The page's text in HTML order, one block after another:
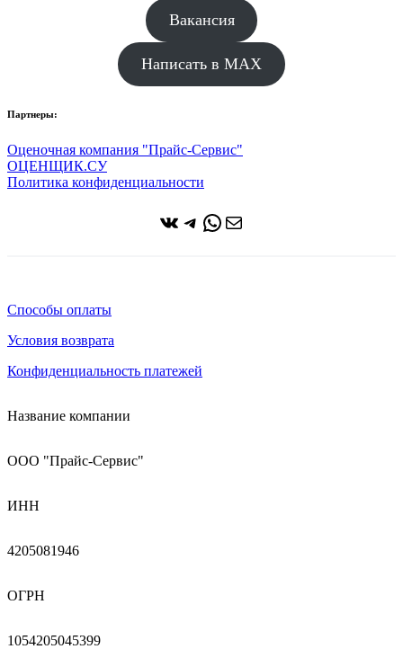
Вакансия
Написать в MAX
Партнеры:
Оценочная компания "Прайс-Сервис"
ОЦЕНЩИК.СУ
Политика конфиденциальности
ВКонтакте
Telegram
WhatsApp
Почта
Способы оплаты
Условия возврата
Конфиденциальность платежей
Название компании
ООО "Прайс-Сервис"
ИНН
4205081946
ОГРН
1054205045399